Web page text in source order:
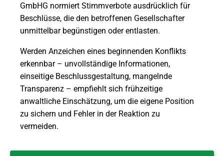
GmbHG normiert Stimmverbote ausdrücklich für
Beschlüsse, die den betroffenen Gesellschafter
unmittelbar begünstigen oder entlasten.
Werden Anzeichen eines beginnenden Konflikts
erkennbar – unvollständige Informationen,
einseitige Beschlussgestaltung, mangelnde
Transparenz – empfiehlt sich frühzeitige
anwaltliche Einschätzung, um die eigene Position
zu sichern und Fehler in der Reaktion zu
vermeiden.